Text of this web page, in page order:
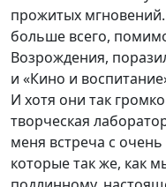
прожитых
больше всего,
Возрождения,
и «Кино и
И хотя они так
творческая
меня встреча с
которые так же, как